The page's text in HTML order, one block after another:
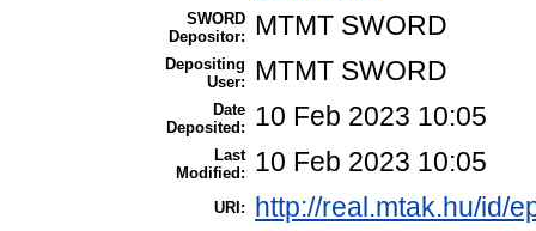
SWORD
Depositor:
MTMT SWORD
Depositing
User:
MTMT SWORD
Date
Deposited:
10 Feb 2023 10:05
Last
Modified:
10 Feb 2023 10:05
URI: http://real.mtak.hu/id/